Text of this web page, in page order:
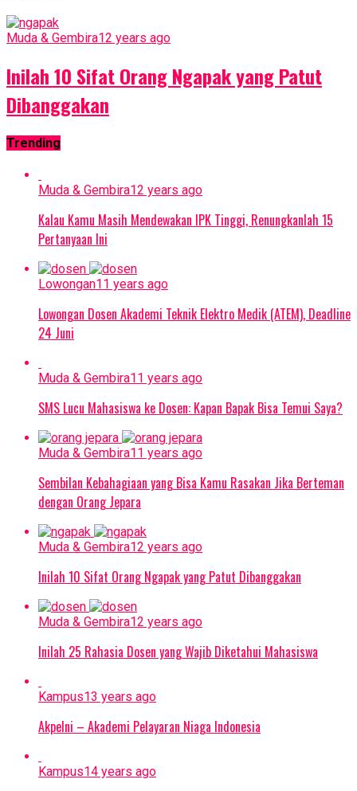
Muda & Gembira12 years ago
Inilah 10 Sifat Orang Ngapak yang Patut
Dibanggakan
Trending
Muda & Gembira12 years ago
Kalau Kamu Masih Mendewakan IPK Tinggi, Renungkanlah 15
Pertanyaan Ini
Lowongan11 years ago
Lowongan Dosen Akademi Teknik Elektro Medik (ATEM), Deadline
24 Juni
Muda & Gembira11 years ago
SMS Lucu Mahasiswa ke Dosen: Kapan Bapak Bisa Temui Saya?
Muda & Gembira11 years ago
Sembilan Kebahagiaan yang Bisa Kamu Rasakan Jika Berteman
dengan Orang Jepara
Muda & Gembira12 years ago
Inilah 10 Sifat Orang Ngapak yang Patut Dibanggakan
Muda & Gembira12 years ago
Inilah 25 Rahasia Dosen yang Wajib Diketahui Mahasiswa
Kampus13 years ago
Akpelni – Akademi Pelayaran Niaga Indonesia
Kampus14 years ago